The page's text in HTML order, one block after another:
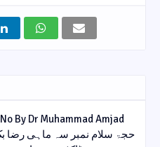
By Dr Muhammad Amjad